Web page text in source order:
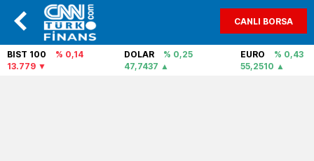
CANLI BORSA
BIST 100
% 0,14
13.779
DOLAR
% 0,25
47,7437
EURO
% 0,43
55,2510